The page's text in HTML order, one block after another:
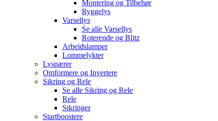
Montering og Tilbehør
Ryggelys
Varsellys
Se alle Varsellys
Roterende og Blitz
Arbeidslamper
Lommelykter
Lyspærer
Omformere og Invertere
Sikring og Rele
Se alle Sikring og Rele
Rele
Sikringer
Startboostere